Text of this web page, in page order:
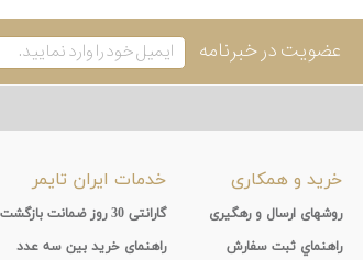
عضویت در خبرنامه
خرید و همکاری
روشهای ارسال و رهگیری
راهنماي ثبت سفارش
خدمات ایران تایمر
گارانتی 30 روز ضمانت بازگشت
راهنمای خرید بین سه عدد